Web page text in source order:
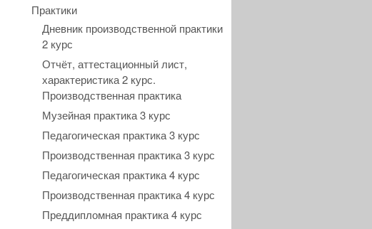
Практики
Дневник производственной практики
2 курс
Отчёт, аттестационный лист,
характеристика 2 курс.
Производственная практика
Музейная практика 3 курс
Педагогическая практика 3 курс
Производственная практика 3 курс
Педагогическая практика 4 курс
Производственная практика 4 курс
Преддипломная практика 4 курс